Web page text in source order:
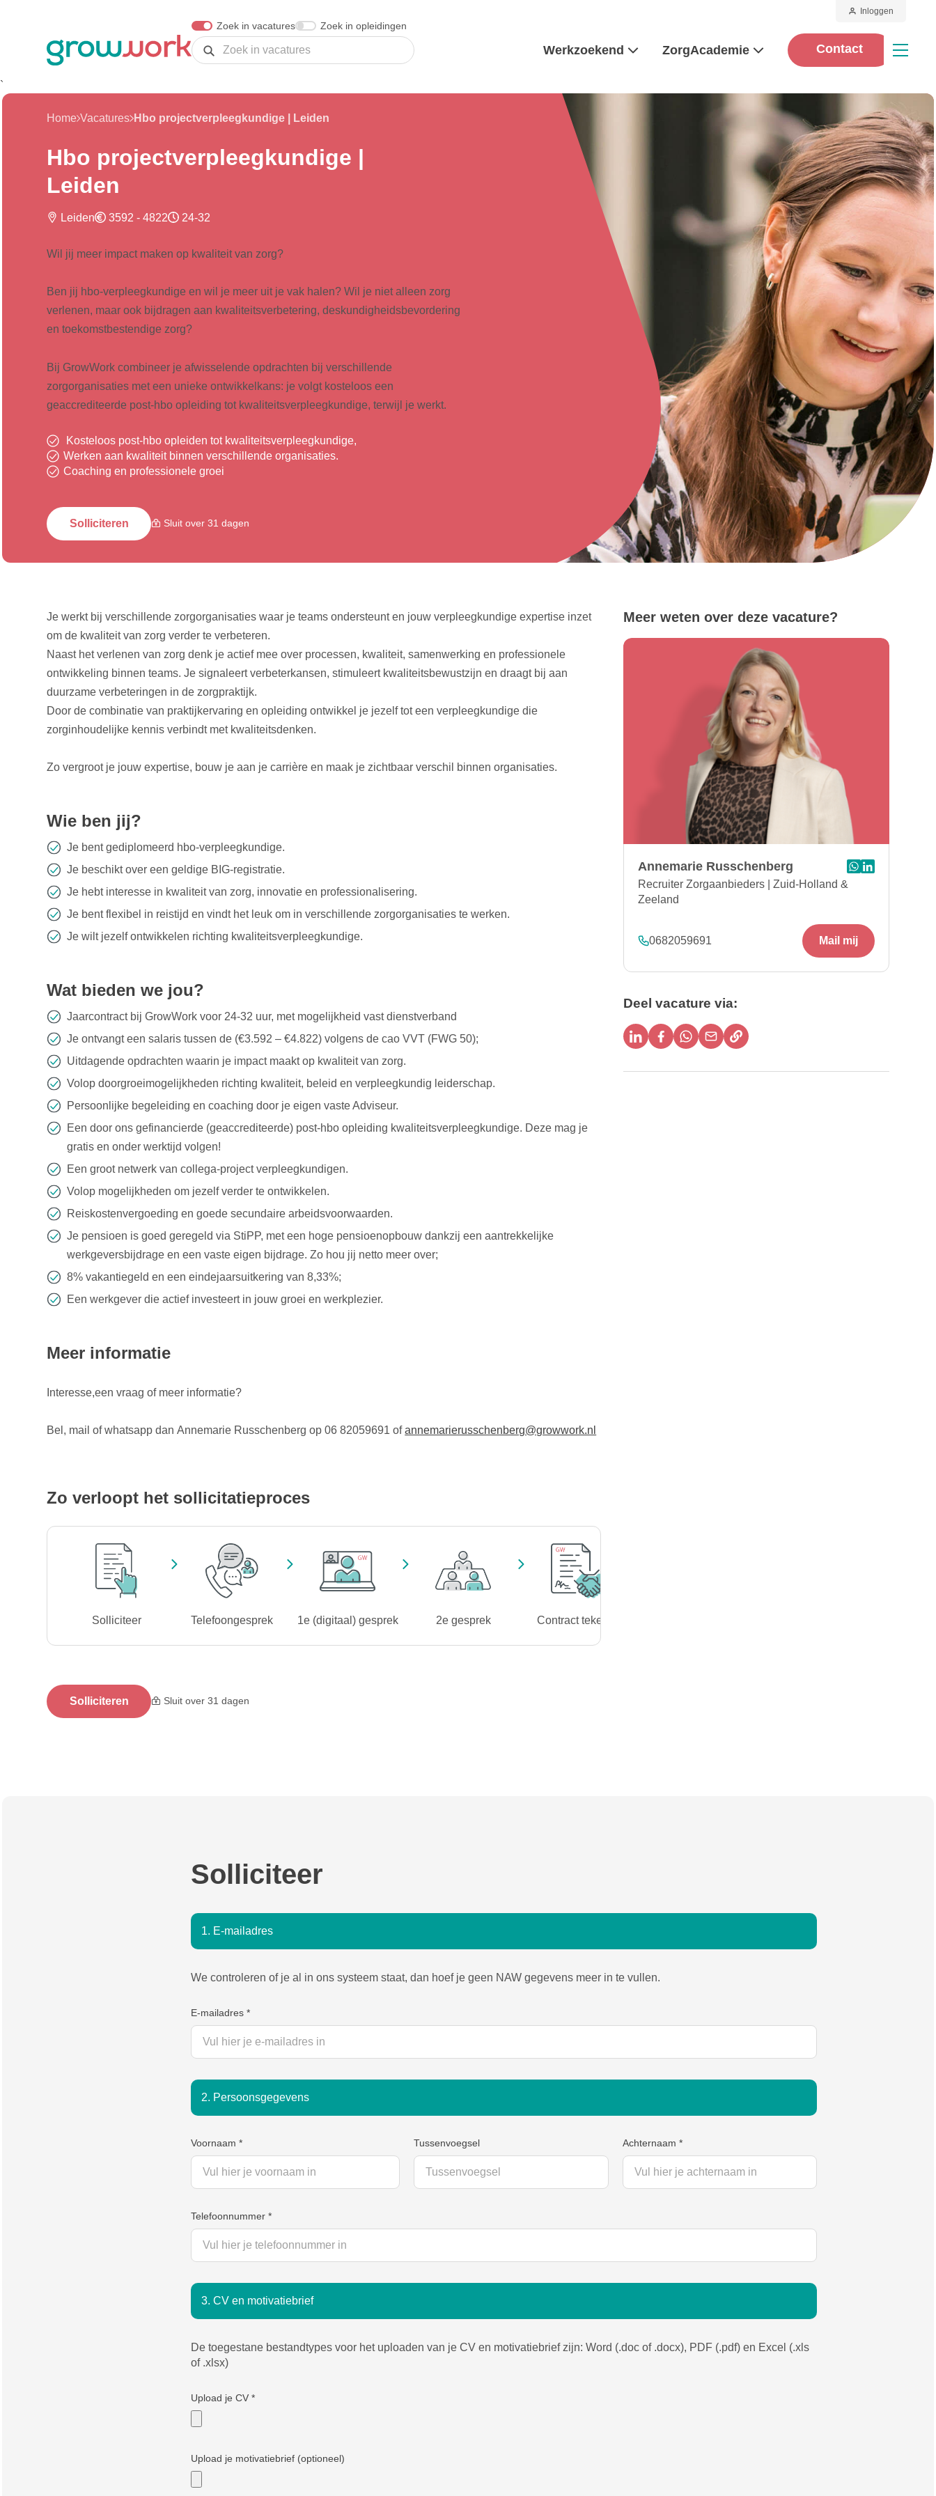
Zoeken
Zoek in vacatures Zoek in opleidingen
Werkzoekend ZorgAcademie Contact
Inloggen
`
Home Vacatures Hbo projectverpleegkundige | Leiden
Hbo projectverpleegkundige |
Leiden
Leiden 3592 - 4822 24-32
Wil jij meer impact maken op kwaliteit van zorg?
Ben jij hbo-verpleegkundige en wil je meer uit je vak halen? Wil je niet alleen zorg
verlenen, maar ook bijdragen aan kwaliteitsverbetering, deskundigheidsbevordering
en toekomstbestendige zorg?
Bij GrowWork combineer je afwisselende opdrachten bij verschillende
zorgorganisaties met een unieke ontwikkelkans: je volgt kosteloos een
geaccrediteerde post-hbo opleiding tot kwaliteitsverpleegkundige, terwijl je werkt.
Kosteloos post-hbo opleiden tot kwaliteitsverpleegkundige,
Werken aan kwaliteit binnen verschillende organisaties.
Coaching en professionele groei
Solliciteren Sluit over 31 dagen
Je werkt bij verschillende zorgorganisaties waar je teams ondersteunt en jouw verpleegkundige expertise inzet
om de kwaliteit van zorg verder te verbeteren.
Naast het verlenen van zorg denk je actief mee over processen, kwaliteit, samenwerking en professionele
ontwikkeling binnen teams. Je signaleert verbeterkansen, stimuleert kwaliteitsbewustzijn en draagt bij aan
duurzame verbeteringen in de zorgpraktijk.
Door de combinatie van praktijkervaring en opleiding ontwikkel je jezelf tot een verpleegkundige die
zorginhoudelijke kennis verbindt met kwaliteitsdenken.
Zo vergroot je jouw expertise, bouw je aan je carrière en maak je zichtbaar verschil binnen organisaties.
Wie ben jij?
Je bent gediplomeerd hbo-verpleegkundige.
Je beschikt over een geldige BIG-registratie.
Je hebt interesse in kwaliteit van zorg, innovatie en professionalisering.
Je bent flexibel in reistijd en vindt het leuk om in verschillende zorgorganisaties te werken.
Je wilt jezelf ontwikkelen richting kwaliteitsverpleegkundige.
Wat bieden we jou?
Jaarcontract bij GrowWork voor 24-32 uur, met mogelijkheid vast dienstverband
Je ontvangt een salaris tussen de (€3.592 – €4.822) volgens de cao VVT (FWG 50);
Uitdagende opdrachten waarin je impact maakt op kwaliteit van zorg.
Volop doorgroeimogelijkheden richting kwaliteit, beleid en verpleegkundig leiderschap.
Persoonlijke begeleiding en coaching door je eigen vaste Adviseur.
Een door ons gefinancierde (geaccrediteerde) post-hbo opleiding kwaliteitsverpleegkundige. Deze mag je
gratis en onder werktijd volgen!
Een groot netwerk van collega-project verpleegkundigen.
Volop mogelijkheden om jezelf verder te ontwikkelen.
Reiskostenvergoeding en goede secundaire arbeidsvoorwaarden.
Je pensioen is goed geregeld via StiPP, met een hoge pensioenopbouw dankzij een aantrekkelijke
werkgeversbijdrage en een vaste eigen bijdrage. Zo hou jij netto meer over;
8% vakantiegeld en een eindejaarsuitkering van 8,33%;
Een werkgever die actief investeert in jouw groei en werkplezier.
Meer informatie
Interesse,een vraag of meer informatie?
Bel, mail of whatsapp dan Annemarie Russchenberg op 06 82059691 ofannemarierusschenberg@growwork.nl
Zo verloopt het sollicitatieproces
Solliciteer Telefoongesprek 1e (digitaal) gesprek 2e gesprek Contract tekenen
Solliciteren Sluit over 31 dagen
Meer weten over deze vacature?
Annemarie Russchenberg Stuur bericht via
Bezoek
Recruiter Zorgaanbieders | Zuid-Holland &
Zeeland
0682059691 Mail mij
Deel vacature via:
Delen via linkedin
Delen via facebook
Delen via whatsapp
Delen via e-mail
Solliciteer
1. E-mailadres
We controleren of je al in ons systeem staat, dan hoef je geen NAW gegevens meer in te vullen.
E-mailadres*
2. Persoonsgegevens
Voornaam* Tussenvoegsel Achternaam *
Telefoonnummer*
3. CV en motivatiebrief
De toegestane bestandtypes voor het uploaden van je CV en motivatiebrief zijn: Word (.doc of .docx), PDF (.pdf) en Excel (.xls
of .xlsx)
Upload je CV*
Upload je motivatiebrief (optioneel)